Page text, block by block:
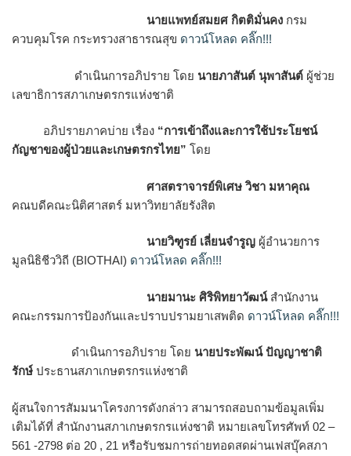
นายแพทย์สมยศ กิตติมั่นคง กรม
ควบคุมโรค กระทรวงสาธารณสุข ดาวน์โหลด คลิ๊ก!!!
ดำเนินการอภิปราย โดย นายภาสันต์ นุพาสันต์ ผู้ช่วย
เลขาธิการสภาเกษตรกรแห่งชาติ
อภิปรายภาคบ่าย เรื่อง “การเข้าถึงและการใช้ประโยชน์
กัญชาของผู้ป่วยและเกษตรกรไทย” โดย
ศาสตราจารย์พิเศษ วิชา มหาคุณ
คณบดีคณะนิติศาสตร์ มหาวิทยาลัยรังสิต
นายวิฑูรย์ เลี่ยนจำรูญ ผู้อำนวยการ
มูลนิธิชีววิถี (BIOTHAI) ดาวน์โหลด คลิ๊ก!!!
นายมานะ ศิริพิทยาวัฒน์ สำนักงาน
คณะกรรมการป้องกันและปราบปรามยาเสพติด ดาวน์โหลด คลิ๊ก!!!
ดำเนินการอภิปราย โดย นายประพัฒน์ ปัญญาชาติ
รักษ์ ประธานสภาเกษตรกรแห่งชาติ
ผู้สนใจการสัมมนาโครงการดังกล่าว สามารถสอบถามข้อมูลเพิ่ม
เติมได้ที่ สำนักงานสภาเกษตรกรแห่งชาติ หมายเลขโทรศัพท์ 02 –
561 -2798 ต่อ 20 , 21 หรือรับชมการถ่ายทอดสดผ่านเฟสบุ๊คสภา